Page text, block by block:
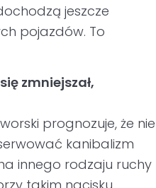
jeszcze
pojazdów. To
zmniejszał,
prognozuje, że nie
kanibalizm
innego rodzaju ruchy